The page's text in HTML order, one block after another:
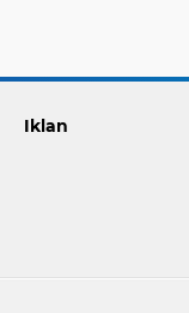
Iklan